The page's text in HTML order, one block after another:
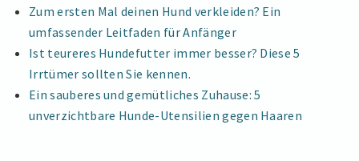
Zum ersten Mal deinen Hund verkleiden? Ein
umfassender Leitfaden für Anfänger
Ist teureres Hundefutter immer besser? Diese 5
Irrtümer sollten Sie kennen.
Ein sauberes und gemütliches Zuhause: 5
unverzichtbare Hunde-Utensilien gegen Haaren